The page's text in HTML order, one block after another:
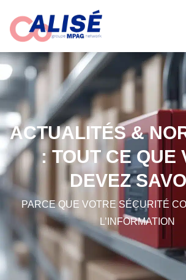
ACTUALITÉS &
: TOUT CE QUE
DEVEZ
PARCE QUE VOTRE SÉCURITÉ
L’INFORMATION